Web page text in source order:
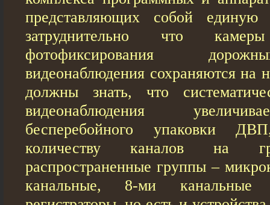
представляющих собой единую
затруднительно что камеры
фотофиксирования
видеонаблюдения сохраняются на
должны знать, что
видеонаблюдения
бесперебойного упаковки
количеству каналов на
распространенные группы –
канальные, 8-ми канальные